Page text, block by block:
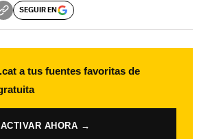
SEGUIR EN
a tus fuentes favoritas de
ACTIVAR AHORA →